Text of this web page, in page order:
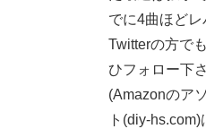
でに4曲ほどレ
Twitterの方で
ひフォロー下さ
(Amazonのア
ト(diy-